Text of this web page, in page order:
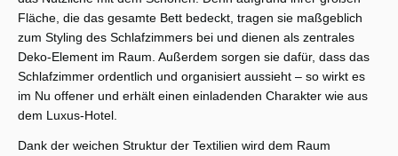
Fläche, die das gesamte Bett bedeckt, tragen sie maßgeblich
zum Styling des Schlafzimmers bei und dienen als zentrales
Deko-Element im Raum. Außerdem sorgen sie dafür, dass das
Schlafzimmer ordentlich und organisiert aussieht – so wirkt es
im Nu offener und erhält einen einladenden Charakter wie aus
dem Luxus-Hotel.
Dank der weichen Struktur der Textilien wird dem Raum